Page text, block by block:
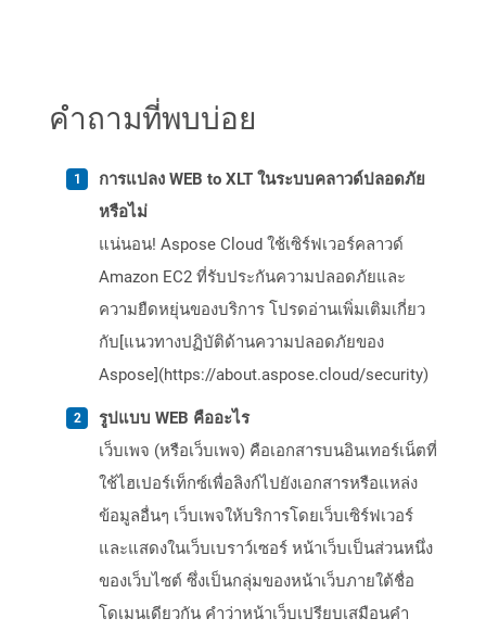
คำถามที่พบบ่อย
การแปลง WEB to XLT ในระบบคลาวด์ปลอดภัย
หรือไม่
แน่นอน! Aspose Cloud ใช้เซิร์ฟเวอร์คลาวด์
Amazon EC2 ที่รับประกันความปลอดภัยและ
ความยืดหยุ่นของบริการ โปรดอ่านเพิ่มเติมเกี่ยว
กับ[แนวทางปฏิบัติด้านความปลอดภัยของ
Aspose](https://about.aspose.cloud/security)
รูปแบบ WEB คืออะไร
เว็บเพจ (หรือเว็บเพจ) คือเอกสารบนอินเทอร์เน็ตที่
ใช้ไฮเปอร์เท็กซ์เพื่อลิงก์ไปยังเอกสารหรือแหล่ง
ข้อมูลอื่นๆ เว็บเพจให้บริการโดยเว็บเซิร์ฟเวอร์
และแสดงในเว็บเบราว์เซอร์ หน้าเว็บเป็นส่วนหนึ่ง
ของเว็บไซต์ ซึ่งเป็นกลุ่มของหน้าเว็บภายใต้ชื่อ
โดเมนเดียวกัน คำว่าหน้าเว็บเปรียบเสมือนคำ